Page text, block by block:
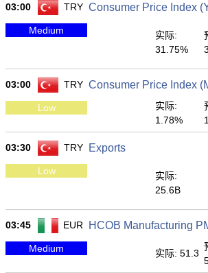
03:00 TRY Consumer Price Index
Medium
实际:
31.75%
03:00 TRY Consumer Price Index
Low
实际:
1.78%
03:30 TRY Exports
Low
实际:
25.6B
03:45 EUR HCOB Manufacturing
Medium 实际: 51.3